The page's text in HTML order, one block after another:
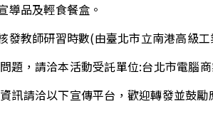
導品及輕食餐盒。
發教師研習時數(由臺北市立南港高級
題，請洽本活動受託單位:台北市電腦
訊請洽以下宣傳平台，歡迎轉發並鼓勵